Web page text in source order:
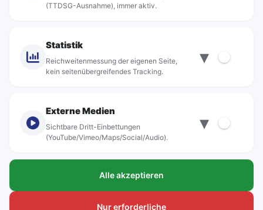
Standorte
© rebus Regionalbus Rostock GmbH
(TTDSG-Ausnahme), immer aktiv.
Statistik
Reichweitenmessung der eigenen Seite,
kein seitenübergreifendes Tracking.
▾
Externe Medien
Sichtbare Dritt-Einbettungen
(YouTube/Vimeo/Maps/Social/Audio).
▾
Alle akzeptieren
Nur erforderliche